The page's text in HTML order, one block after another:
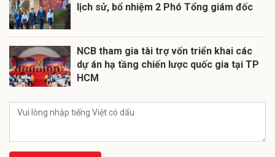
lịch sử, bổ nhiệm 2 Phó Tổng giám đốc
NCB tham gia tài trợ vốn triển khai các
dự án hạ tầng chiến lược quốc gia tại TP
HCM